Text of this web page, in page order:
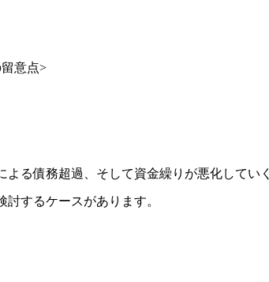
意点>
る債務超過、そして資金繰りが悪化していく
するケースがあります。